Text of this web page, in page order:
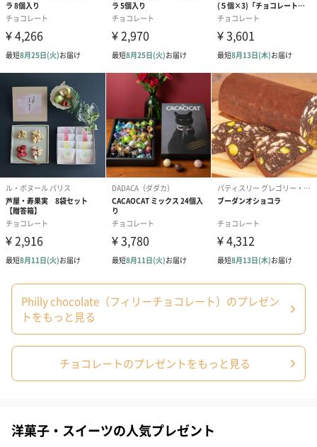
誕生日や結婚祝い・出産祝いなど、様々なシーンのメッセージカ
ードを同梱します。
メッセージカードや封筒のデザインは一部変更する場合がありま
す。
写真付きメッセージカ
ード（680円）
写真付きメッセージカ
ード（Thank you）ピ
ンク（680円）
【誕生日】
Birthday ホワ
刷なし）（
包装紙
ラッピングを施してお届けいたします。
ゴールド（390円） ピンク（390円）
Philly chocolate（フィリーチョコレート）のプレゼン
トをもっと見る
チョコレートのプレゼントをもっと見る
洋菓子・スイーツの人気プレゼント